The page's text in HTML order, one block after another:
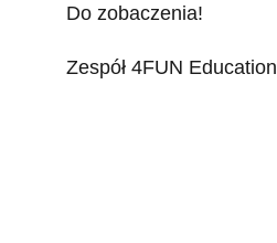
Do zobaczenia!
Zespół 4FUN Education